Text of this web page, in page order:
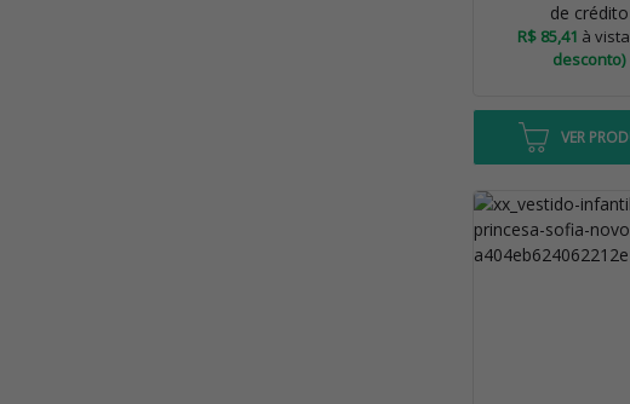
de crédito
R$ 85,41 à vista
desconto)
VER